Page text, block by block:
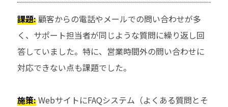
課題:顧客からの電話やメールでの問い合わせが多
く、サポート担当者が同じような質問に繰り返し回
答していました。特に、営業時間外の問い合わせに
対応できない点も課題でした。
施策:WebサイトにFAQシステム（よくある質問とそ